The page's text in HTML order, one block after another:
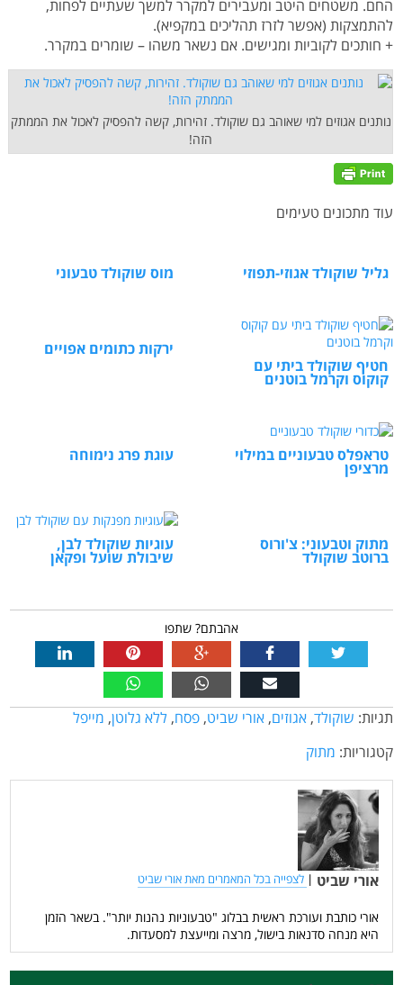
החם. משטחים היטב ומעבירים למקרר למשך שעתיים לפחות,
להתמצקות (אפשר לזרז תהליכים במקפיא).
+ חותכים לקוביות ומגישים. אם נשאר משהו – שומרים במקרר.
נותנים אגוזים למי שאוהב גם שוקולד. זהירות, קשה להפסיק לאכול את הממתק
הזה!
עוד מתכונים טעימים
גליל שוקולד אגוזי-תפוזי מוס שוקולד טבעוני
חטיף שוקולד ביתי עם
קוקוס וקרמל בוטנים
ירקות כתומים אפויים
טראפלס טבעוניים במילוי
מרציפן
עוגת פרג נימוחה
מתוק וטבעוני: צ'ורוס
ברוטב שוקולד
עוגיות שוקולד לבן,
שיבולת שועל ופקאן
אהבתם? שתפו
תגיות: שוקולד, אגוזים, אורי שביט, פסח, ללא גלוטן, מייפל
קטגוריות: מתוק
אורי שביט | לצפייה בכל המאמרים מאת אורי שביט
אורי כותבת ועורכת ראשית בבלוג "טבעוניות נהנות יותר". בשאר הזמן
היא מנחה סדנאות בישול, מרצה ומייעצת למסעדות.